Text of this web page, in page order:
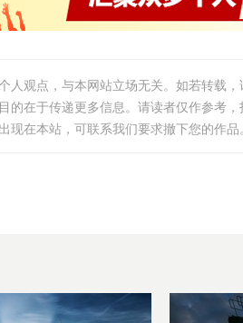
人观点，与本网站立场无关。如若转载
的在于传递更多信息。请读者仅作参考
现在本站，可联系我们要求撤下您的作